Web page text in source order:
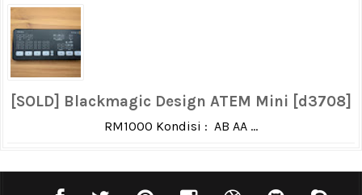
[SOLD] Blackmagic Design ATEM Mini [d3708]
RM1000 Kondisi : AB AA ...